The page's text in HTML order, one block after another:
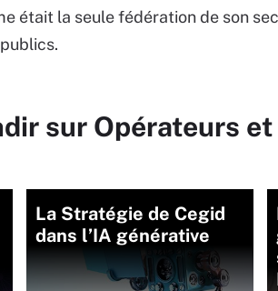
était la seule fédération de son
sur Opérateurs
La Stratégie de Cegid
dans l’IA générative